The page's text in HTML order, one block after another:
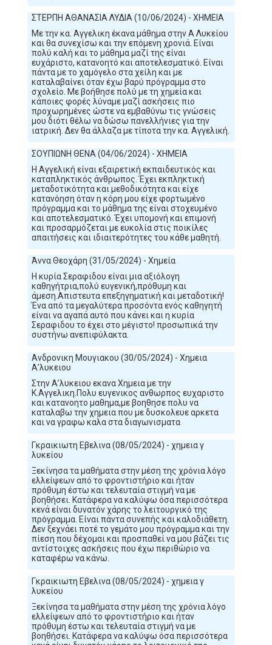
ΣΤΕΡΠΗ ΑΘΑΝΑΣΙΑ ΛΥΔΙΑ (10/06/2024) - ΧΗΜΕΙΑ
Με την κα. Αγγελικη έκανα μάθημα στην Α Λυκείου
και θα συνεχίσω και την επόμενη χρονιά. Είναι
πολύ καλή και το μάθημα μαζί της είναι
ευχάριστο, κατανοητό και αποτελεσματικό. Είναι
πάντα με το χαμόγελο στα χείλη και με
καταλαβαίνει όταν έχω βαρύ πρόγραμμα στο
σχολείο. Με βοήθησε πολύ με τη χημεία και
κάποιες φορές λύναμε μαζί ασκήσεις πιο
προχωρημένες ώστε να εμβαθύνω τις γνώσεις
μου διότι θέλω να δώσω πανελλήνιες για την
ιατρική. Δεν θα άλλαζα με τίποτα την κα. Αγγελική.
ΣΟΥΠΙΩΝΗ ΘΕΝΑ (04/06/2024) - ΧΗΜΕΙΑ
Η Αγγελική είναι εξαιρετική εκπαιδευτικός και
καταπληκτικός άνθρωπος. Έχει εκπληκτική
μεταδοτικότητα και μεθοδικότητα και είχε
κατανόηση όταν η κόρη μου είχε φορτωμένο
πρόγραμμα και το μάθημα της είναι στοχευμένο
και αποτελεσματικό. Έχει υπομονή και επιμονή
και προσαρμόζεται με ευκολία στις ποικίλες
απαιτήσεις και ιδιαιτερότητες του κάθε μαθητή.
Άννα Θεοχάρη (31/05/2024) - Χημεία
Η κυρία Σεραφιδου είναι μια αξιόλογη
καθηγήτρια,πολύ ευγενική,πρόθυμη και
άμεση.Απιστευτα επεξηγηματική και μεταδοτική!
Ένα από τα μεγαλύτερα προσόντα ενός καθηγητή
είναι να αγαπά αυτό που κάνει και η κυρία
Σεραφιδου το έχει στο μέγιστο! προσωπικά την
συστήνω ανεπιφύλακτα.
Ανδρονικη Μουγιακου (30/05/2024) - Χημεια
Α’λυκειου
Στην Α’λυκειου εκανα Χημεια με την
Κ.Αγγελικη.Πολυ ευγενικος ανθωρπος ευχαριστο
και κατανοητο μαθημα,με βοηθησε πολυ να
καταλαβω την χημεια που με δυσκολευε αρκετα
και να γραφω καλα στα διαγωνισματα
Γκραικιωτη Εβελινα (08/05/2024) - χημεια γ
λυκείου
Ξεκίνησα τα μαθήματα στην μέση της χρόνια λόγο
ελλείψεων από το φροντιστήριο και ήταν
πρόθυμη έστω και τελευταία στιγμή να με
βοηθήσει. Κατάφερα να καλύψω όσα περισσότερα
κενά είναι δυνατόν χάρης το λειτουργικό της
πρόγραμμα. Είναι πάντα συνεπής και καλοδιάθετη.
Δεν ξεχνάει ποτέ το γεμάτο μου πρόγραμμα και την
πίεση που δέχομαι και προσπαθεί να μου βάζει τις
αντίστοιχες ασκήσεις που έχω περιθώριο να
καταφέρω να κάνω.
Γκραικιωτη Εβελινα (08/05/2024) - χημεια γ
λυκείου
Ξεκίνησα τα μαθήματα στην μέση της χρόνια λόγο
ελλείψεων από το φροντιστήριο και ήταν
πρόθυμη έστω και τελευταία στιγμή να με
βοηθήσει. Κατάφερα να καλύψω όσα περισσότερα